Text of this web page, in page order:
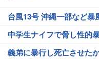
台風13号 沖縄一部など暴
中学生ナイフで脅し性的
義弟に暴行し死亡させた